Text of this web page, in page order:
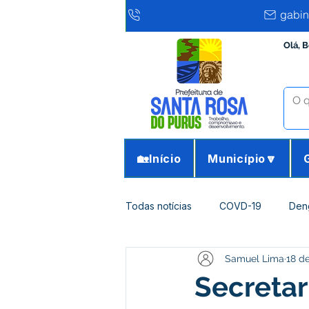
Olá,
🏡Início Município🔽
Todas notícias COVD-19
Infraestrutura e ObrasSamuel Lima 18